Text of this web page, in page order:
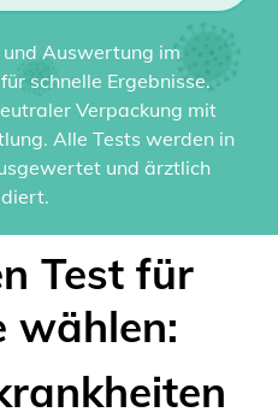
und Auswertung im
schnelle Ergebnisse.
Verpackung mit
Alle Tests werden in
und ärztlich
Test für
wählen: